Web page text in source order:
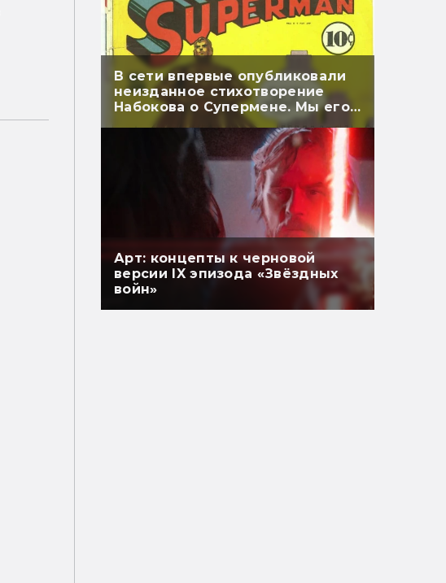
В сети впервые опубликовали
неизданное стихотворение
Набокова о Супермене. Мы его
перевели
Арт: концепты к черновой
версии IX эпизода «Звёздных
войн»